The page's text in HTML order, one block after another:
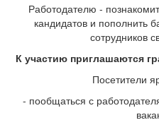
Работодателю -
кандидатов и пополнить
сотрудников
К участию приглашаются
Посетители
- пообщаться с